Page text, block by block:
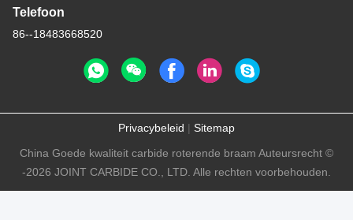
Telefoon
86--18483668520
Privacybeleid | Sitemap
China Goede kwaliteit carbide roterende braam Auteursrecht ©
-2026 JOINT CARBIDE CO., LTD. Alle rechten voorbehouden.